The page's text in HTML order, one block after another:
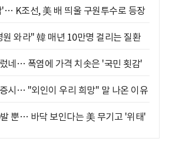
K조선, 美 배 띄울 구원투수로 등장
와라" 韓 매년 10만명 걸리는 질환
네… 폭염에 가격 치솟은 '국민 횟감'
시… "외인이 우리 희망" 말 나온 이유
뿐… 바닥 보인다는 美 무기고 '위태'